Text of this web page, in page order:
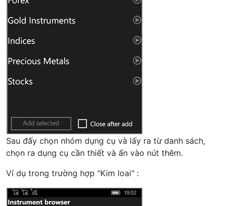
Sau đấy chọn nhóm dụng cụ và lấy ra từ danh sách,
chọn ra dụng cụ cần thiết và ấn vào nút thêm.
Ví dụ trong trường hợp "Kim loai" :